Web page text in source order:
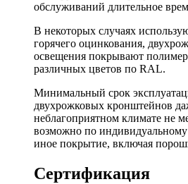
обслуживаний длительное
В некоторых случаях
горячего оцинкования,
освещения покрывают
различных цветов по RAL.
Минимальный срок
двухрожковых кронштейнов
неблагоприятном климате не
возможно по индивидуальному
иное покрытие, включая
Сертификация